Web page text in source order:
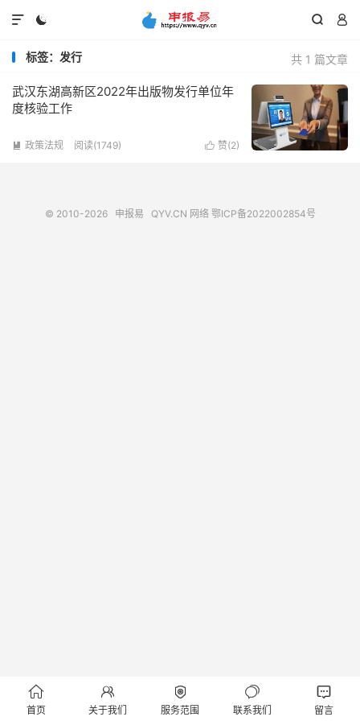
  

共 1 篇文章
标签：发行
武汉东湖高新区2022年出版物发行单位年
度核验工作
 赞(2)
 政策法规 阅读(1749)
© 2010-2026 申报易 QYV.CN 网络 鄂ICP备2022002854号

首页

关于我们

服务范围

联系我们

留言